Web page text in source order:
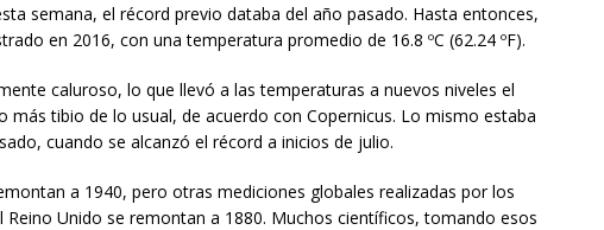
semana, el récord previo databa del año pasado. Hasta entonces,
en 2016, con una temperatura promedio de 16.8 ºC (62.24 ºF).
caluroso, lo que llevó a las temperaturas a nuevos niveles el
tibio de lo usual, de acuerdo con Copernicus. Lo mismo estaba
cuando se alcanzó el récord a inicios de julio.
a 1940, pero otras mediciones globales realizadas por los
Reino Unido se remontan a 1880. Muchos científicos, tomando esos